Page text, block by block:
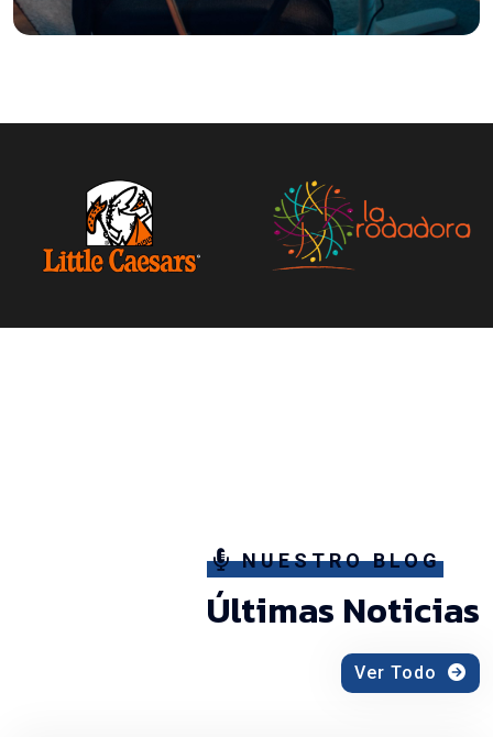
NUESTRO BLOG
Últimas Noticias
Ver Todo